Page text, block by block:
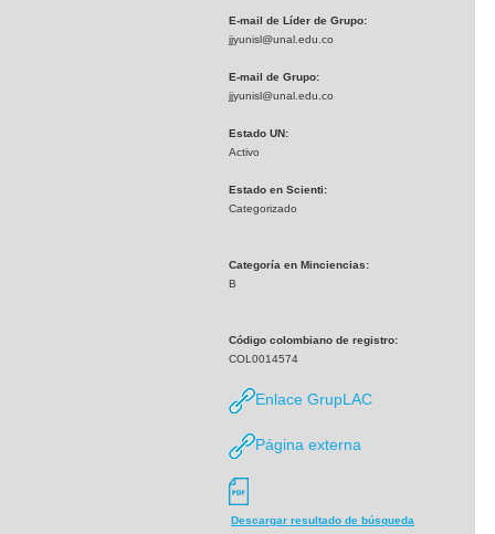
E-mail de Líder de Grupo:
jjyunisl@unal.edu.co
E-mail de Grupo:
jjyunisl@unal.edu.co
Estado UN:
Activo
Estado en Scienti:
Categorizado
Categoría en Minciencias:
B
Código colombiano de registro:
COL0014574
Enlace GrupLAC
Página externa
Descargar resultado de búsqueda